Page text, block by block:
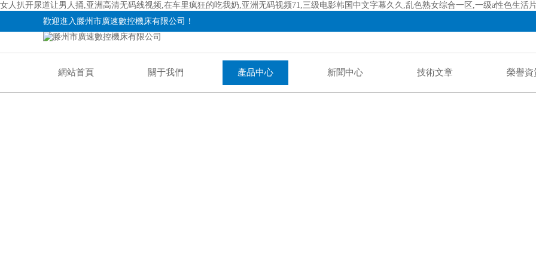
女人扒开尿道让男人捅,亚洲高清无码线视频,在车里疯狂的吃我奶,亚洲无码视频71,三级电影韩国中文字幕久久,乱色熟女综合一区,一级a性色生活
歡迎進入滕州市廣速數控機床有限公司！
網站首頁 關于我們 產品中心 新聞中心 技術文章 榮譽資